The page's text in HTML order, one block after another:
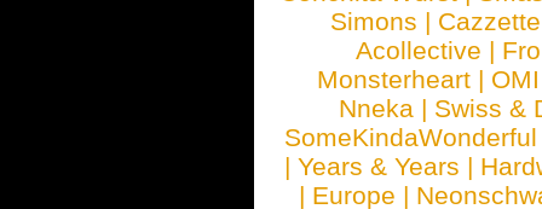
Simons | Cazzette
Acollective |
Monsterheart | OMI
Nneka | Swiss &
SomeKindaWonderful
| Years & Years |
| Europe |